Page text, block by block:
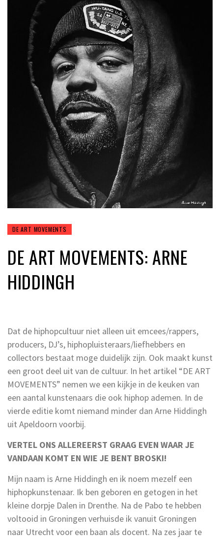
DE ART MOVEMENTS
DE ART MOVEMENTS: ARNE
HIDDINGH
Dat de hiphopcultuur niet alleen uit emcees/rappers,
producers, DJ’s, hiphopluisteraars/liefhebbers en
collectors bestaat moge duidelijk zijn. Ook maakt kunst
een groot deel uit van de cultuur. In het artikel “DE ART
MOVEMENTS” nemen we een kijkje in de keuken van
een aantal kunstenaars die ook hiphop ademen. In de
vierde editie komt niemand minder dan Arne Hiddingh
uit Apeldoorn voorbij.
VERTEL ONS ALLEREERST GRAAG EVEN WAAR JE
VANDAAN KOMT EN WIE JE BENT BROSKI!
Mijn naam is Arne Hiddingh en ik noem mezelf een
hiphopkunstenaar. Ik ben geboren en getogen in het
kleine dorpje Dalen in Drenthe. Na de Pabo te hebben
voltooid in Groningen verhuisde ik vanuit Groningen
naar Utrecht voor een baan als docent. Na zes jaar te